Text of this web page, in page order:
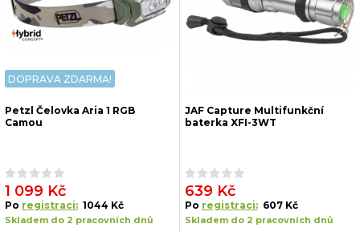
DOPRAVA ZDARMA!
Petzl Čelovka Aria 1 RGB
Camou
1 099 Kč
Po registraci: 1044 Kč
Skladem do 2 pracovních dnů
JAF Capture Multifunkční
baterka XFI-3WT
639 Kč
Po registraci: 607 Kč
Skladem do 2 pracovních dnů